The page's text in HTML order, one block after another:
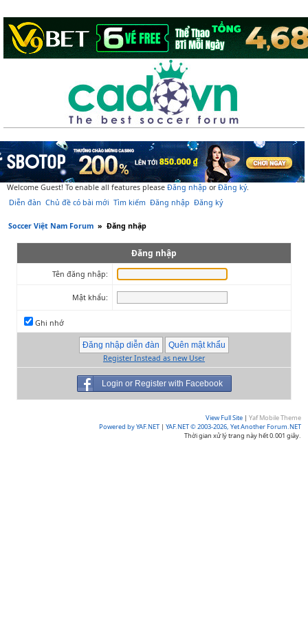
Welcome Guest! To enable all features please Đăng nhập orĐăng ký.
Diễn đàn Chủ đề có bài mới Tìm kiếm Đăng nhập Đăng ký
Soccer Việt Nam Forum » Đăng nhập
Đăng nhập
Tên đăng nhập:
Mật khẩu:
Ghi nhớ
Register Instead as new User
Login or Register with Facebook
View Full Site | Yaf Mobile Theme
Powered by YAF.NET | YAF.NET © 2003-2026, Yet Another Forum.NET
Thời gian xử lý trang này hết 0.001 giây.